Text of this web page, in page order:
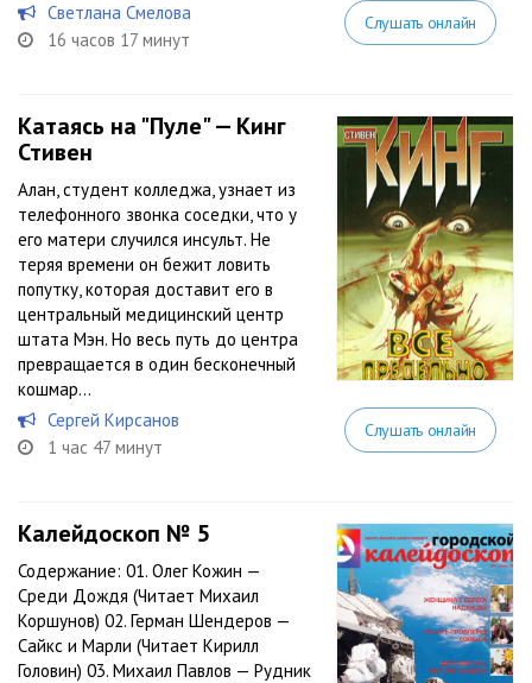
Светлана Смелова
16 часов 17 минут
Слушать онлайн
Катаясь на "Пуле" — Кинг
Стивен
Алан, студент колледжа, узнает из
телефонного звонка соседки, что у
его матери случился инсульт. Не
теряя времени он бежит ловить
попутку, которая доставит его в
центральный медицинский центр
штата Мэн. Но весь путь до центра
превращается в один бесконечный
кошмар…
Сергей Кирсанов
1 час 47 минут
Слушать онлайн
Калейдоскоп № 5
Содержание: 01. Олег Кожин —
Среди Дождя (Читает Михаил
Коршунов) 02. Герман Шендеров —
Сайкс и Марли (Читает Кирилл
Головин) 03. Михаил Павлов — Рудник